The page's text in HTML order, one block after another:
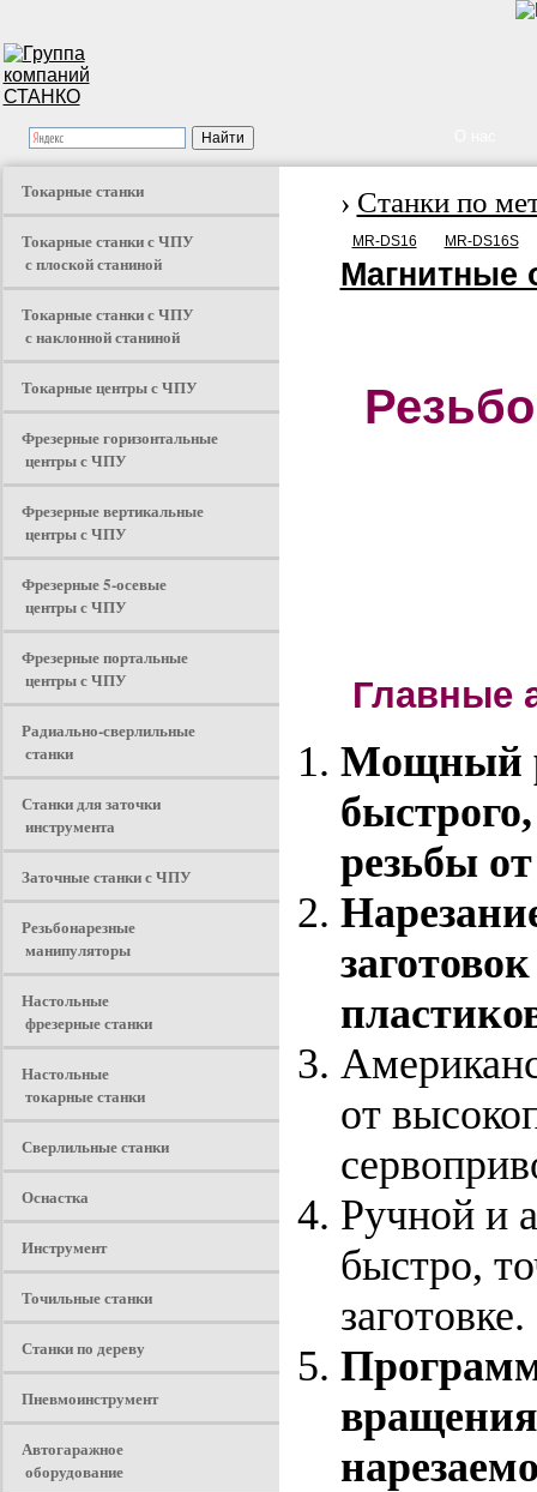
Токарные станки
Токарные станки с ЧПУ
с плоской станиной
Токарные станки с ЧПУ
с наклонной станиной
Токарные центры с ЧПУ
Фрезерные горизонтальные
центры с ЧПУ
Фрезерные вертикальные
центры с ЧПУ
Фрезерные 5-осевые
центры с ЧПУ
Фрезерные портальные
центры с ЧПУ
Радиально-сверлильные
станки
Станки для заточки
инструмента
Заточные станки с ЧПУ
Резьбонарезные
манипуляторы
Настольные
фрезерные станки
Настольные
токарные станки
Сверлильные станки
Оснастка
Инструмент
Точильные станки
Станки по дереву
Пневмоинструмент
Автогаражное
оборудование
› Станки по
MR-DS16 MR-DS16S
Магнитные
Главные
Мощный
резьбы
от
Ручной и
быстро,
заготовке.